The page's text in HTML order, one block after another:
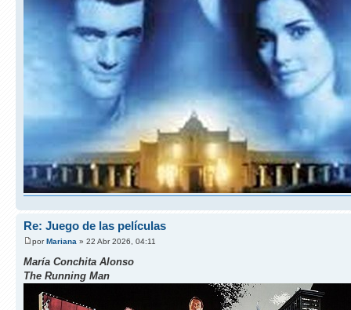
Re: Juego de las películas
porMariana » 22 Abr 2026, 04:11
María Conchita Alonso
The Running Man